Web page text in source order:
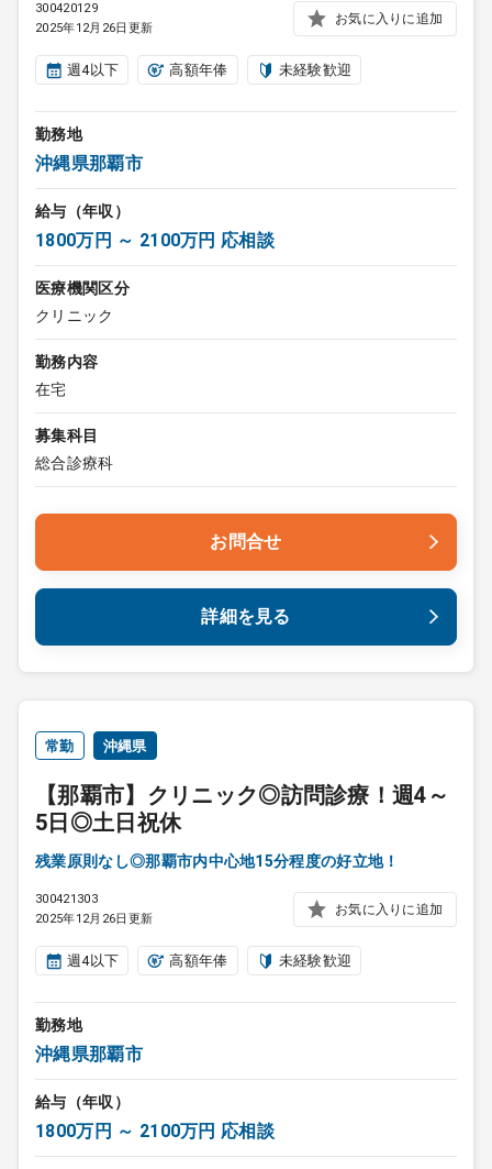
300420129
2025年12月26日更新
お気に入りに追加
週4以下 高額年俸 未経験歓迎
勤務地
沖縄県那覇市
給与（年収）
1800万円 ～ 2100万円 応相談
医療機関区分
クリニック
勤務内容
在宅
募集科目
総合診療科
お問合せ
詳細を見る
常勤 沖縄県
【那覇市】クリニック◎訪問診療！週4～
5日◎土日祝休
残業原則なし◎那覇市内中心地15分程度の好立地！
300421303
2025年12月26日更新
お気に入りに追加
週4以下 高額年俸 未経験歓迎
勤務地
沖縄県那覇市
給与（年収）
1800万円 ～ 2100万円 応相談